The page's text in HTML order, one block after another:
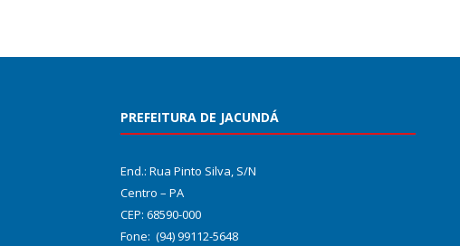
PREFEITURA DE JACUNDÁ
End.: Rua Pinto Silva, S/N
Centro – PA
CEP: 68590-000
Fone: (94) 99112-5648